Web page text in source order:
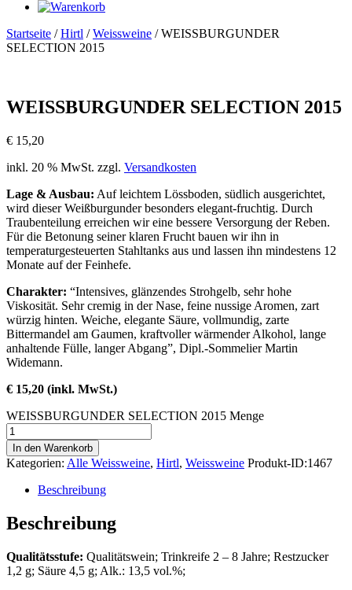
Startseite /Hirtl /Weissweine / WEISSBURGUNDER
SELECTION 2015
WEISSBURGUNDER SELECTION 2015
€ 15,20
inkl. 20 % MwSt. zzgl. Versandkosten
Lage & Ausbau: Auf leichtem Lössboden, südlich ausgerichtet,
wird dieser Weißburgunder besonders elegant-fruchtig. Durch
Traubenteilung erreichen wir eine bessere Versorgung der Reben.
Für die Betonung seiner klaren Frucht bauen wir ihn in
temperaturgesteuerten Stahltanks aus und lassen ihn mindestens 12
Monate auf der Feinhefe.
Charakter: “Intensives, glänzendes Strohgelb, sehr hohe
Viskosität. Sehr cremig in der Nase, feine nussige Aromen, zart
würzig hinten. Weiche, elegante Säure, vollmundig, zarte
Bittermandel am Gaumen, kraftvoller wärmender Alkohol, lange
anhaltende Fülle, langer Abgang”, Dipl.-Sommelier Martin
Widemann.
€ 15,20 (inkl. MwSt.)
WEISSBURGUNDER SELECTION 2015 Menge
In den Warenkorb
Kategorien: Alle Weissweine, Hirtl, Weissweine Produkt-ID:1467
Beschreibung
Beschreibung
Qualitätsstufe: Qualitätswein; Trinkreife 2 – 8 Jahre; Restzucker
1,2 g; Säure 4,5 g; Alk.: 13,5 vol.%;